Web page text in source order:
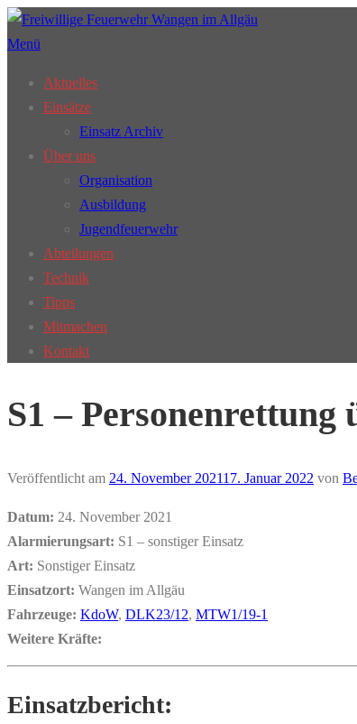
Zum
Inhalt
Menü
Aktuelles
Einsätze
Einsatz Archiv
Über uns
Organisation
Ausbildung
Jugendfeuerwehr
Abteilungen
Technik
Tipps
Mitmachen
Kontakt
S1 –
Veröffentlicht am 24. November 202117. Januar 2022 von
Datum: 24. November 2021
Alarmierungsart: S1 – sonstiger Einsatz
Art: Sonstiger Einsatz
Einsatzort: Wangen im Allgäu
Fahrzeuge: KdoW, DLK23/12, MTW1/19-1
Weitere Kräfte:
Einsatzbericht: